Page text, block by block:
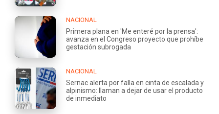
NACIONAL
Primera plana en 'Me enteré por la prensa':
avanza en el Congreso proyecto que prohíbe
gestación subrogada
NACIONAL
Sernac alerta por falla en cinta de escalada y
alpinismo: llaman a dejar de usar el producto
de inmediato